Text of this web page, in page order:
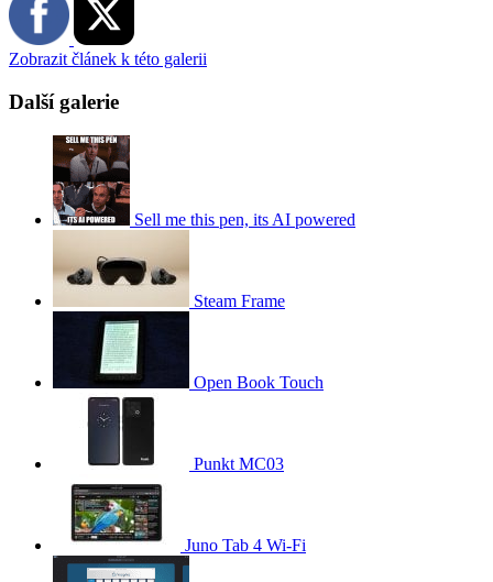
Zobrazit článek k této galerii
Další galerie
Sell me this pen, its AI powered
Steam Frame
Open Book Touch
Punkt MC03
Juno Tab 4 Wi-Fi